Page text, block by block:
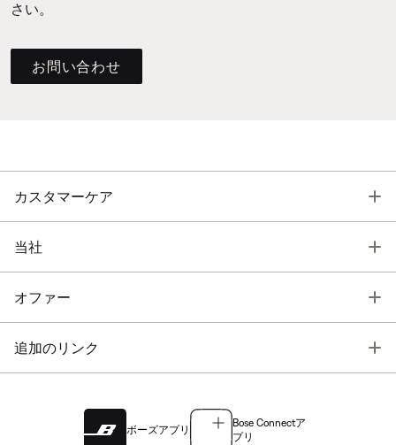
さい。
お問い合わせ
カスタマーケア
当社
オファー
追加のリンク
ボーズアプリ
Bose Connectア
プリ